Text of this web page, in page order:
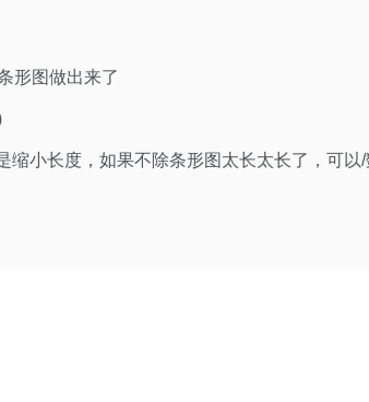
形图做出来了
缩小长度，如果不除条形图太长太长了，可以/